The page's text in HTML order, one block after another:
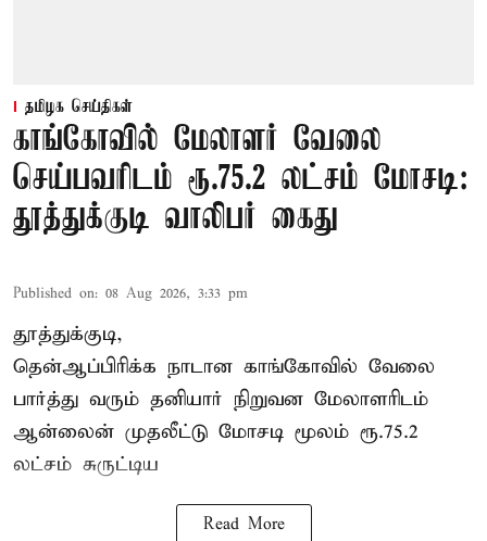
தமிழக செய்திகள்
காங்கோவில் மேலாளர் வேலை
செய்பவரிடம் ரூ.75.2 லட்சம் மோசடி:
தூத்துக்குடி வாலிபர் கைது
Published on: 08 Aug 2026, 3:33 pm
தூத்துக்குடி,
தென்ஆப்பிரிக்க நாடான காங்கோவில் வேலை
பார்த்து வரும் தனியார் நிறுவன மேலாளரிடம்
ஆன்லைன் முதலீட்டு மோசடி மூலம் ரூ.75.2
லட்சம் சுருட்டிய
Read More